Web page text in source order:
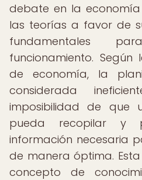
debate en la
las teorías a favor de
fundamentales
funcionamiento.
de economía, la
considerada
imposibilidad de que
pueda recopilar y
información necesaria
de manera óptima.
concepto de